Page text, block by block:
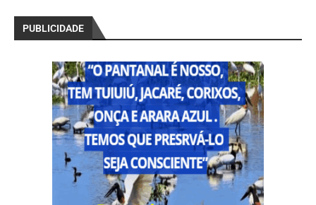
PUBLICIDADE